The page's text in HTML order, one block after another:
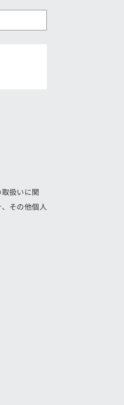
扱いに関
その他個人